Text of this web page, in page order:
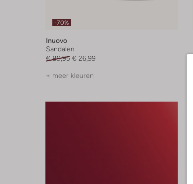
-70%
Inuovo
Sandalen
€ 89,95 € 26,99
+ meer kleuren